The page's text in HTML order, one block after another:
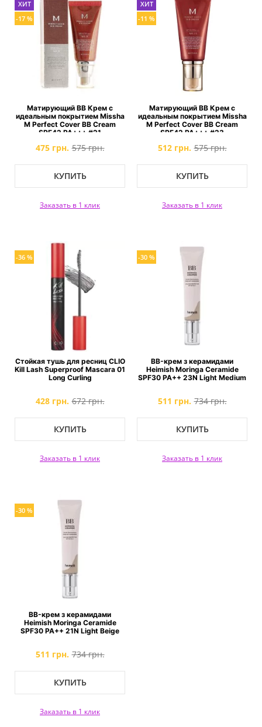
ХИТ
-17 %
Матирующий ВВ Крем с
идеальным покрытием Missha
M Perfect Cover BB Cream
SPF42 PA+++ #21
475 грн. 575 грн.
КУПИТЬ
Заказать в 1 клик
ХИТ
-11 %
Матирующий ВВ Крем с
идеальным покрытием Missha
M Perfect Cover BB Cream
SPF42 PA+++ #23
512 грн. 575 грн.
КУПИТЬ
Заказать в 1 клик
-36 %
Стойкая тушь для ресниц CLIO
Kill Lash Superproof Mascara 01
Long Curling
428 грн. 672 грн.
КУПИТЬ
Заказать в 1 клик
-30 %
BB-крем з керамидами
Heimish Moringa Ceramide
SPF30 PA++ 23N Light Medium
511 грн. 734 грн.
КУПИТЬ
Заказать в 1 клик
-30 %
BB-крем з керамидами
Heimish Moringa Ceramide
SPF30 PA++ 21N Light Beige
511 грн. 734 грн.
КУПИТЬ
Заказать в 1 клик